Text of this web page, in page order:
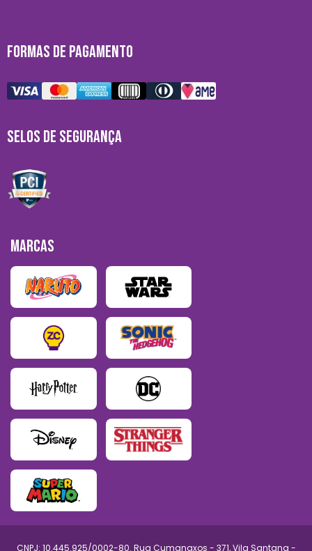
FORMAS DE PAGAMENTO
SELOS DE SEGURANÇA
MARCAS
CNPJ: 10.445.925/0002-80. Rua Cumanaxos - 371, Vila Santana -